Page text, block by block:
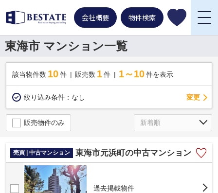
会社概要 物件検索
東海市 マンション一覧
該当物件数 10件 販売数 1 件 1～10 件を表示
絞り込み条件： なし 変更
販売物件のみ
売買 | 中古マンション 東海市元浜町の中古マンション
過去掲載物件